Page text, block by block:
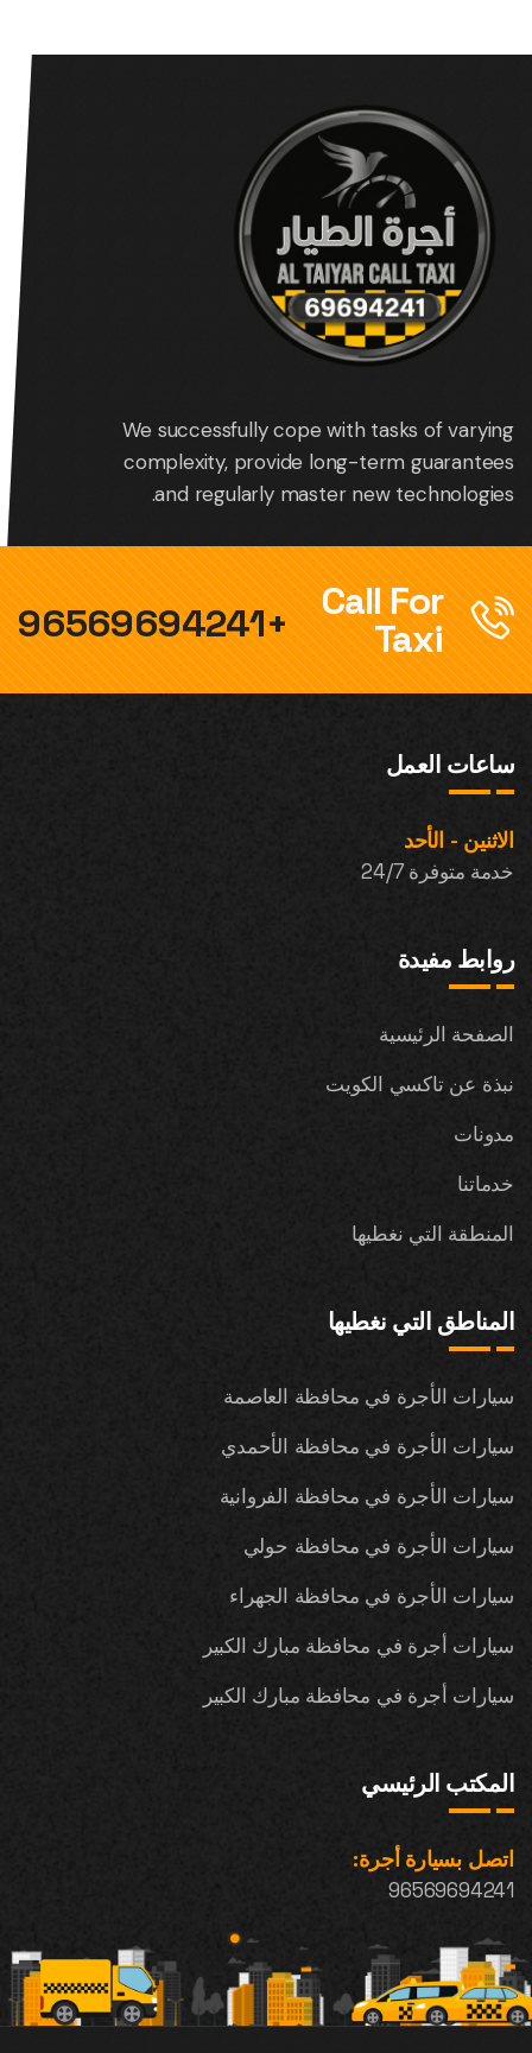
We successfully cope with tasks of varying
complexity, provide long-term guarantees
and regularly master new technologies.
Call For
Taxi
+96569694241
ساعات العمل
الاثنين - الأحد
خدمة متوفرة 24/7
روابط مفيدة
الصفحة الرئيسية
نبذة عن تاكسي الكويت
مدونات
خدماتنا
المنطقة التي نغطيها
المناطق التي نغطيها
سيارات الأجرة في محافظة العاصمة
سيارات الأجرة في محافظة الأحمدي
سيارات الأجرة في محافظة الفروانية
سيارات الأجرة في محافظة حولي
سيارات الأجرة في محافظة الجهراء
سيارات أجرة في محافظة مبارك الكبير
سيارات أجرة في محافظة مبارك الكبير
المكتب الرئيسي
اتصل بسيارة أجرة:
96569694241